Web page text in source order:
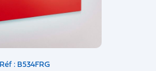
Réf : B534FRG